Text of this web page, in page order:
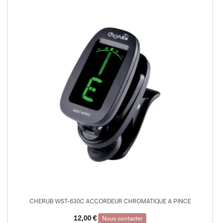
CHERUB WST-630C ACCORDEUR CHROMATIQUE A PINCE
12,00 € Nous contacter